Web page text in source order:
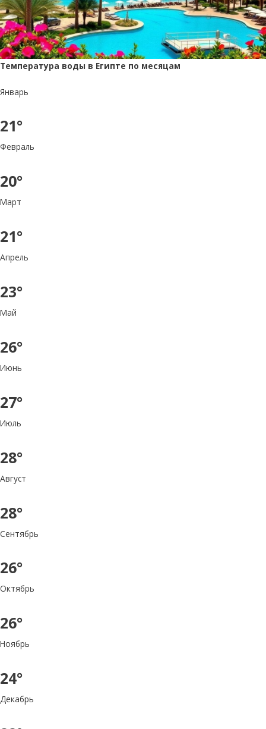
Температура воды в Египте по месяцам
Январь
21°
Февраль
20°
Март
21°
Апрель
23°
Май
26°
Июнь
27°
Июль
28°
Август
28°
Сентябрь
26°
Октябрь
26°
Ноябрь
24°
Декабрь